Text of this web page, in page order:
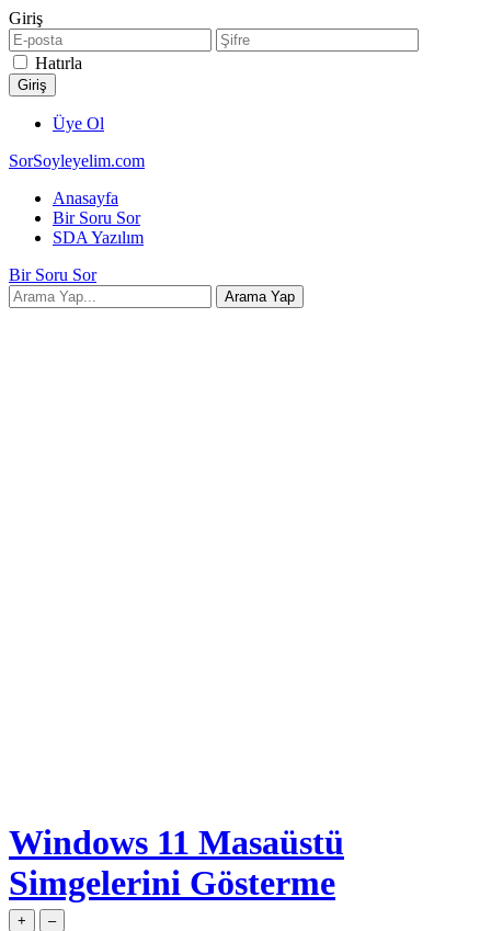
Giriş
Hatırla
Üye Ol
SorSoyleyelim.com
Anasayfa
Bir Soru Sor
SDA Yazılım
Bir Soru Sor
Windows 11 Masaüstü
Simgelerini Gösterme